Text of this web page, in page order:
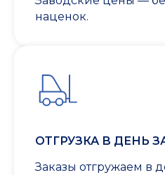
наценок.
ОТГРУЗКА В ДЕНЬ
Заказы отгружаем в